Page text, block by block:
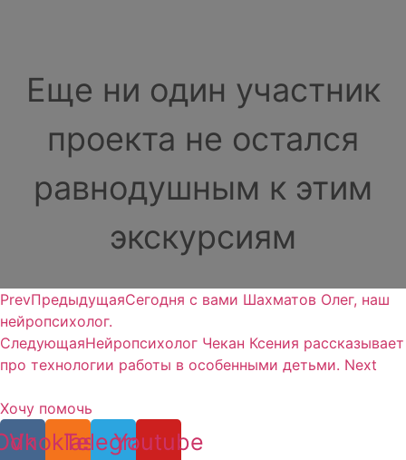
Еще ни один участник
проекта не остался
равнодушным к этим
экскурсиям
PrevПредыдущаяСегодня с вами Шахматов Олег, наш
нейропсихолог.
СледующаяНейропсихолог Чекан Ксения рассказывает
про технологии работы в особенными детьми. Next
Хочу помочь
Vk Telegram
Youtube